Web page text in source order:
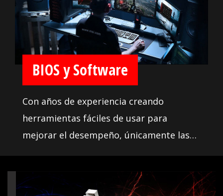
the components they want. More than
that, we offer a dedicated Qualified
Vendor List (QVL) for the most critical
part - memory. Combining with MSI
DDR4 Boost technology, we provide the
BIOS y Software
Con años de experiencia creando
herramientas fáciles de usar para
mejorar el desempeño, únicamente las
disponibles. Utiliza estas herramientas
para aprovechar al máximo tu placa